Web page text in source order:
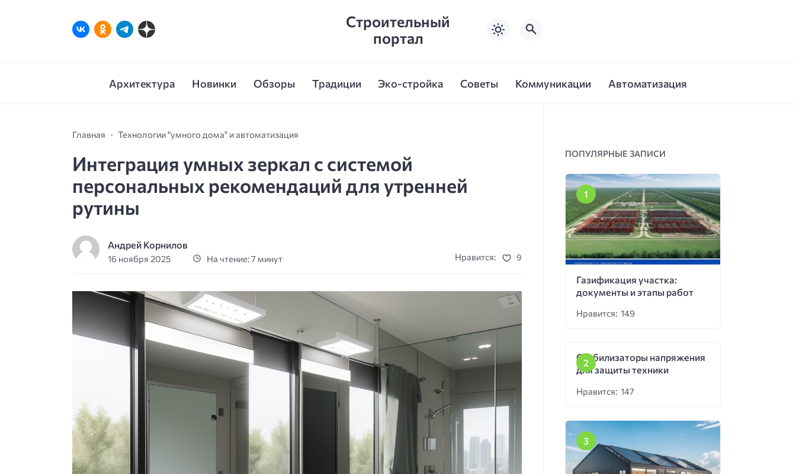
Строительный
портал
Архитектура Новинки Обзоры Традиции Эко-стройка Советы Коммуникации Автоматизация
Главная Технологии "умного дома" и автоматизация
Интеграция умных зеркал с системой
персональных рекомендаций для утренней
рутины
Андрей Корнилов
16 ноября 2025 На чтение: 7 минут Нравится: 9
ПОПУЛЯРНЫЕ ЗАПИСИ
Газификация участка:
документы и этапы работ
Нравится: 149
Стабилизаторы напряжения
для защиты техники
Нравится: 147